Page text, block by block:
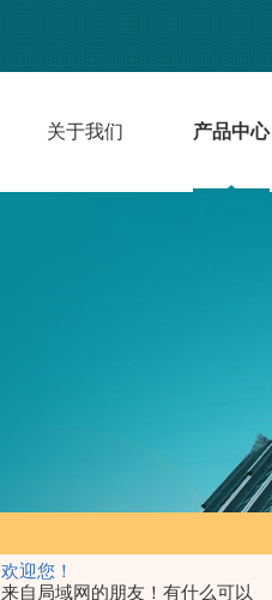
欢迎您！
来自局域网的朋友！有什么可以
关于我们 产品中心